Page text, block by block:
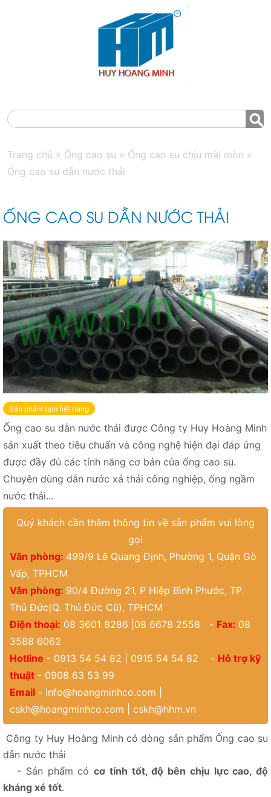
Trang chủ » Ống cao su » Ống cao su chịu mài mòn »
Ống cao su dẫn nước thải
ỐNG CAO SU DẪN NƯỚC THẢI
Sản phẩm tạm hết hàng
Ống cao su dẫn nước thải được Công ty Huy Hoàng Minh
sản xuất theo tiêu chuẩn và công nghệ hiện đại đáp ứng
được đầy đủ các tính năng cơ bản của ống cao su.
Chuyên dùng dẫn nước xả thải công nghiệp, ống ngầm
nước thải...
Quý khách cần thêm thông tin về sản phẩm vui lòng
gọi
Văn phòng: 499/9 Lê Quang Định, Phường 1, Quận Gò
Vấp, TPHCM
Văn phòng: 90/4 Đường 21, P Hiệp Bình Phước, TP.
Thủ Đức(Q. Thủ Đức Cũ), TPHCM
Điện thoại: 08 3601 8286 |08 6678 2558 - Fax: 08
3588 6062
Hotline - 0913 54 54 82 | 0915 54 54 82 - Hỗ trợ kỹ
thuật - 0908 63 53 99
Email - info@hoangminhco.com
cskh@hoangminhco.com
cskh@hhm.vn
Công ty Huy Hoàng Minh có dòng sản phẩm Ống cao su
dẫn nước thải
- Sản phẩm cócơ tính tốt, độ bên chịu lực cao, độ
kháng xé tốt.